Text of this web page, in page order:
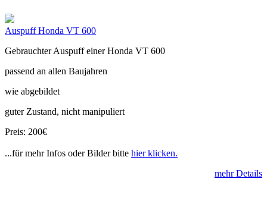
Auspuff Honda VT 600
Gebrauchter Auspuff einer Honda VT 600
passend an allen Baujahren
wie abgebildet
guter Zustand, nicht manipuliert
Preis: 200€
...für mehr Infos oder Bilder bitte hier klicken.
mehr Details